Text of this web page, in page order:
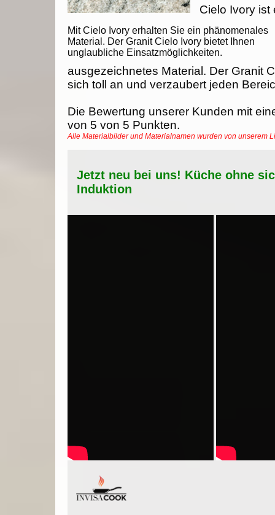
Mit Cielo Ivory erhalten Sie ein phänomenales
Material. Der Granit Cielo Ivory bietet Ihnen
unglaubliche Einsatzmöglichkeiten.
Cielo Ivory ist
ausgezeichnetes Material. Der Granit
sich toll an und verzaubert jeden
Die Bewertung unserer Kunden mit
von 5 von 5 Punkten.
Alle Materialbilder und Materialnamen wurden von unserem
Jetzt neu bei uns! Küche ohne
Induktion